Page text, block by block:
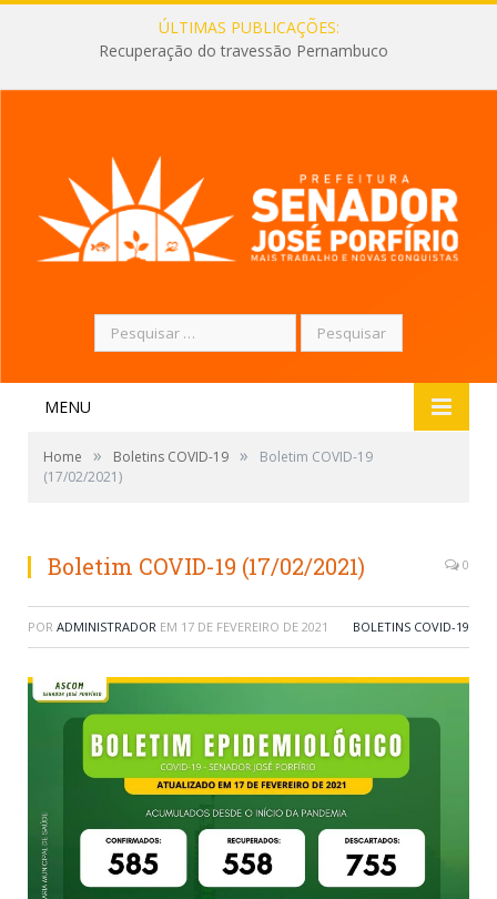
ÚLTIMAS PUBLICAÇÕES:
Recuperação do travessão Pernambuco
Pesquisar
por:
MENU
Home » Boletins COVID-19 »
Boletim COVID-19
(17/02/2021)
Boletim COVID-19 (17/02/2021) 0
POR ADMINISTRADOR EM 17 DE FEVEREIRO DE 2021 BOLETINS COVID-19